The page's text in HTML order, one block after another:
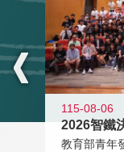
115-08-06
2026智鐵
教育部青年